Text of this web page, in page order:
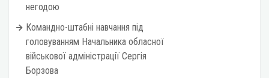
негодою
Командно-штабні навчання під
головуванням Начальника обласної
військової адміністрації Сергія
Борзова